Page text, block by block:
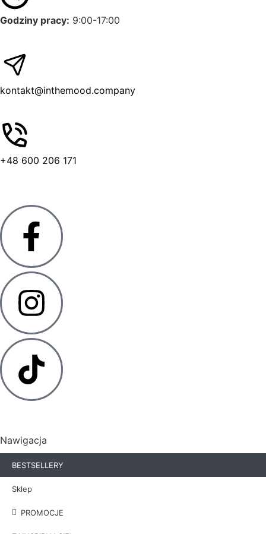
Godziny pracy: 9:00-17:00
kontakt@inthemood.company
+48 600 206 171
Nawigacja
BESTSELLERY
Sklep
PROMOCJE